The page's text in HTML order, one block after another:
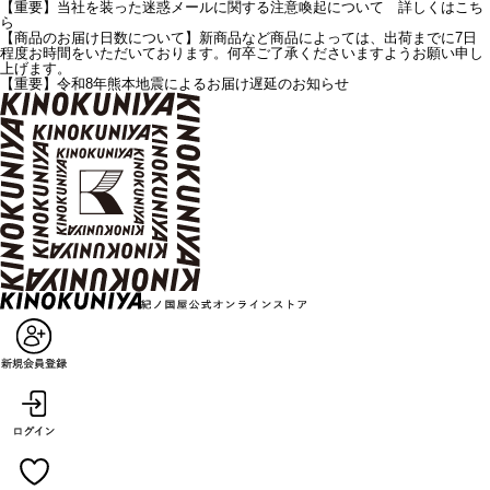
【重要】当社を装った迷惑メールに関する注意喚起について 詳しくはこち
ら
【商品のお届け日数について】新商品など商品によっては、出荷までに7日
程度お時間をいただいております。何卒ご了承くださいますようお願い申し
上げます。
【重要】令和8年熊本地震によるお届け遅延のお知らせ